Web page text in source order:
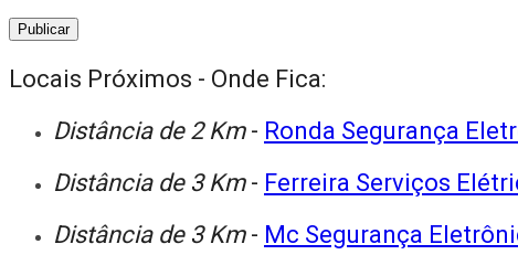
Locais Próximos - Onde Fica:
Distância de 2 Km - Ronda Segurança
Distância de 3 Km - Ferreira Serviços
Distância de 3 Km - Mc Segurança